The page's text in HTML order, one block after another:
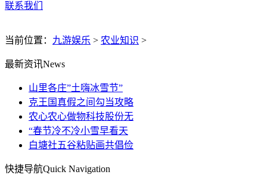
联系我们
当前位置： 九游娱乐 > 农业知识 >
最新资讯News
山里各庄”土嗨冰雪节”
克王国真假之间勾当攻略
农心农心做物科技股份无
“春节冷不冷小雪早看天
白塘社五谷粘贴画共倡俭
快捷导航Quick Navigation